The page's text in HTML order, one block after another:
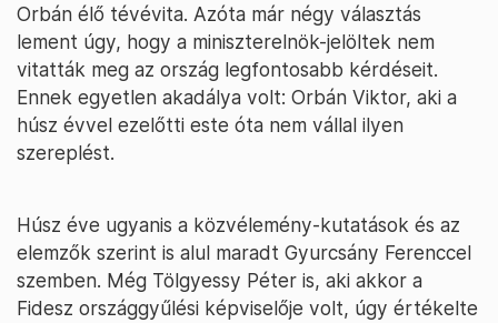
Orbán élő tévévita. Azóta már négy választás
lement úgy, hogy a miniszterelnök-jelöltek nem
vitatták meg az ország legfontosabb kérdéseit.
Ennek egyetlen akadálya volt: Orbán Viktor, aki a
húsz évvel ezelőtti este óta nem vállal ilyen
szereplést.
Húsz éve ugyanis a közvélemény-kutatások és az
elemzők szerint is alul maradt Gyurcsány Ferenccel
szemben. Még Tölgyessy Péter is, aki akkor a
Fidesz országgyűlési képviselője volt, úgy értékelte